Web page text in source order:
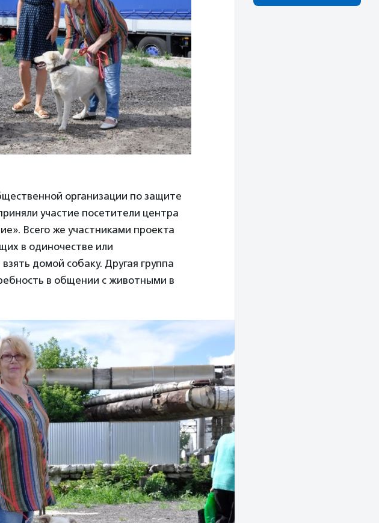
организации по защите
участие посетители центра
Всего же участниками проекта
в одиночестве или
домой собаку. Другая группа
в общении с животными в